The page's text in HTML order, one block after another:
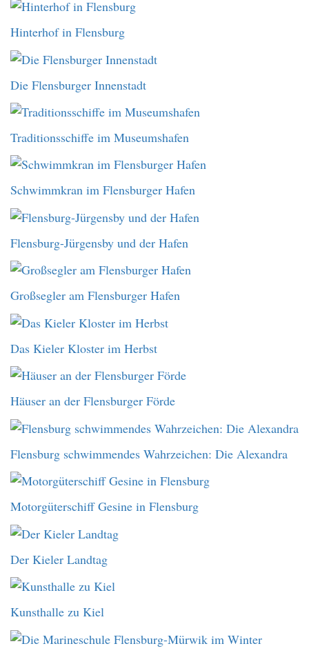
Hinterhof in Flensburg
Die Flensburger Innenstadt
Traditionsschiffe im Museumshafen
Schwimmkran im Flensburger Hafen
Flensburg-Jürgensby und der Hafen
Großsegler am Flensburger Hafen
Das Kieler Kloster im Herbst
Häuser an der Flensburger Förde
Flensburg schwimmendes Wahrzeichen: Die Alexandra
Motorgüterschiff Gesine in Flensburg
Der Kieler Landtag
Kunsthalle zu Kiel